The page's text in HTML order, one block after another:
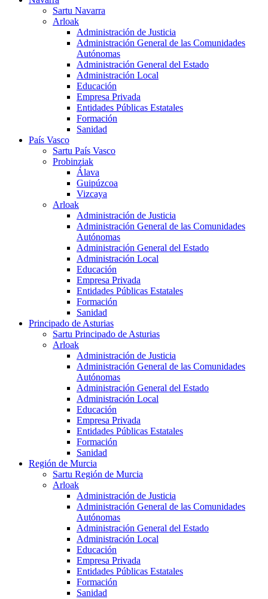
Sartu Navarra
Arloak
Administración de Justicia
Administración General de las Comunidades
Autónomas
Administración General del Estado
Administración Local
Educación
Empresa Privada
Entidades Públicas Estatales
Formación
Sanidad
País Vasco
Sartu País Vasco
Probinziak
Álava
Guipúzcoa
Vizcaya
Arloak
Administración de Justicia
Administración General de las Comunidades
Autónomas
Administración General del Estado
Administración Local
Educación
Empresa Privada
Entidades Públicas Estatales
Formación
Sanidad
Principado de Asturias
Sartu Principado de Asturias
Arloak
Administración de Justicia
Administración General de las Comunidades
Autónomas
Administración General del Estado
Administración Local
Educación
Empresa Privada
Entidades Públicas Estatales
Formación
Sanidad
Región de Murcia
Sartu Región de Murcia
Arloak
Administración de Justicia
Administración General de las Comunidades
Autónomas
Administración General del Estado
Administración Local
Educación
Empresa Privada
Entidades Públicas Estatales
Formación
Sanidad